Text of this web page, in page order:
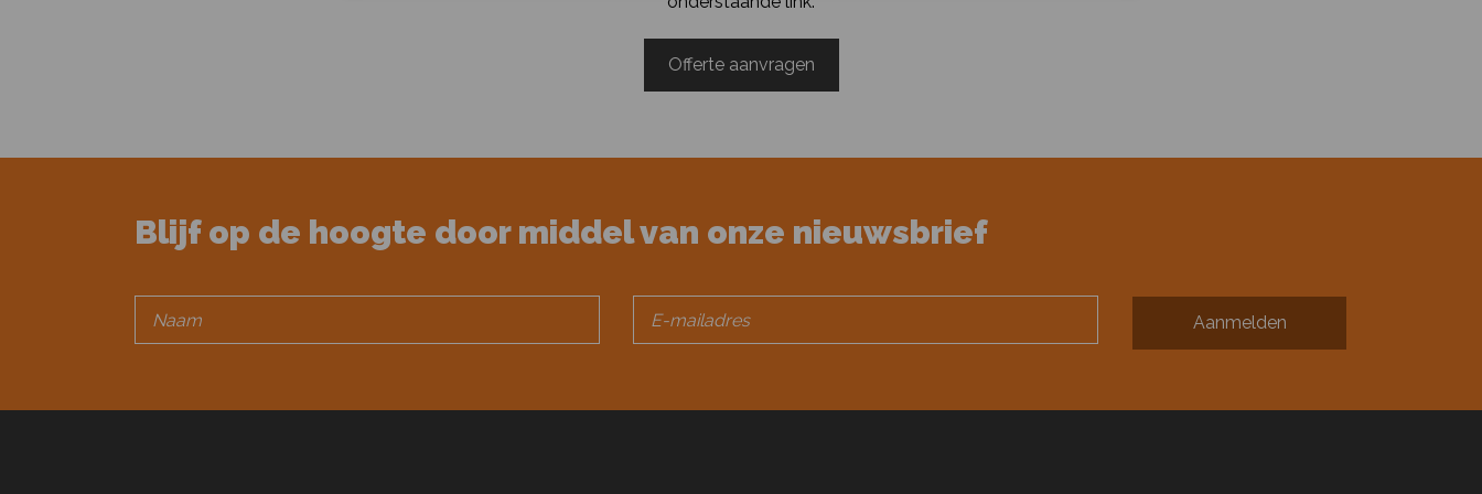
Offerte aanvragen
Blijf op de hoogte door middel van onze nieuwsbrief